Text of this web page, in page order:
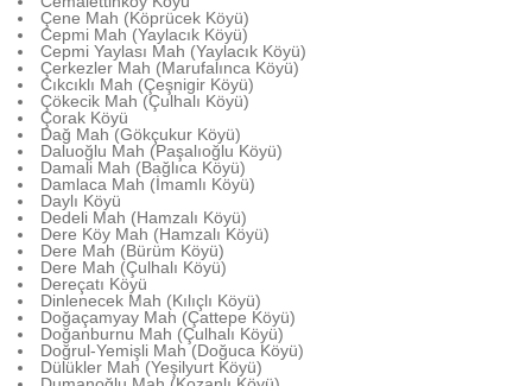
Çene Mah (Köprücek Köyü)
Cepmi Mah (Yaylacık Köyü)
Cepmi Yaylası Mah (Yaylacık Köyü)
Çerkezler Mah (Marufalınca Köyü)
Cıkcıklı Mah (Çeşnigir Köyü)
Çökecik Mah (Çulhalı Köyü)
Çorak Köyü
Dağ Mah (Gökçukur Köyü)
Daluoğlu Mah (Paşalıoğlu Köyü)
Damali Mah (Bağlıca Köyü)
Damlaca Mah (İmamlı Köyü)
Daylı Köyü
Dedeli Mah (Hamzalı Köyü)
Dere Köy Mah (Hamzalı Köyü)
Dere Mah (Bürüm Köyü)
Dere Mah (Çulhalı Köyü)
Dereçatı Köyü
Dinlenecek Mah (Kılıçlı Köyü)
Doğaçamyay Mah (Çattepe Köyü)
Doğanburnu Mah (Çulhalı Köyü)
Doğrul-Yemişli Mah (Doğuca Köyü)
Dülükler Mah (Yeşilyurt Köyü)